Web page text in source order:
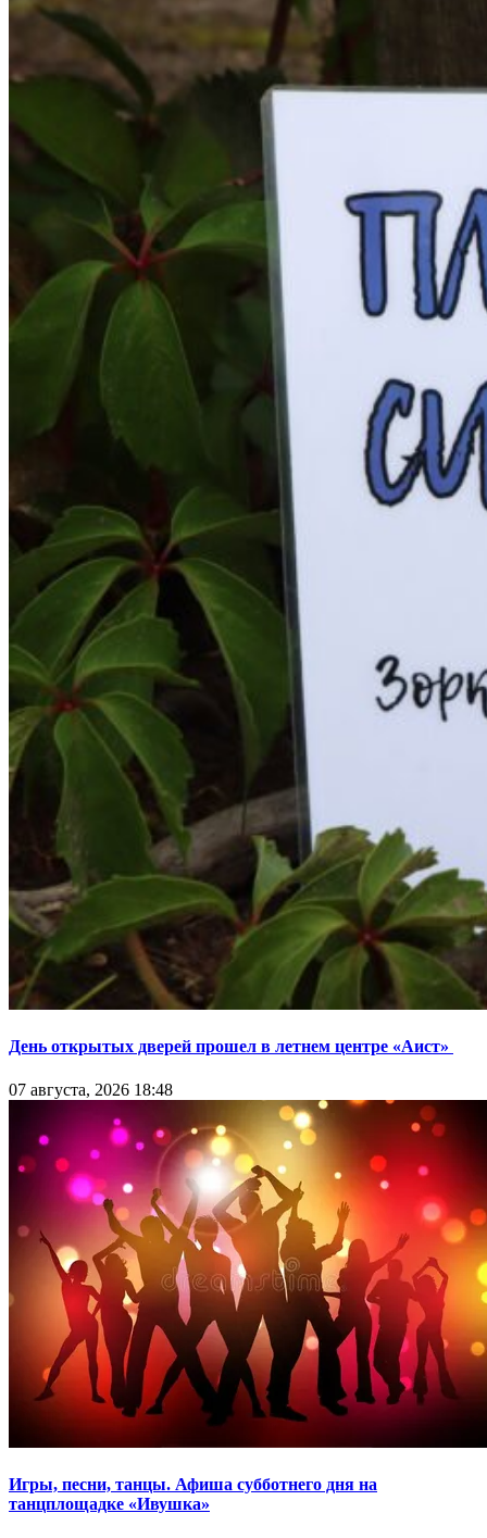
День открытых дверей прошел в летнем центре «Аист»
07 августа, 2026 18:48
Игры, песни, танцы. Афиша субботнего дня на
танцплощадке «Ивушка»